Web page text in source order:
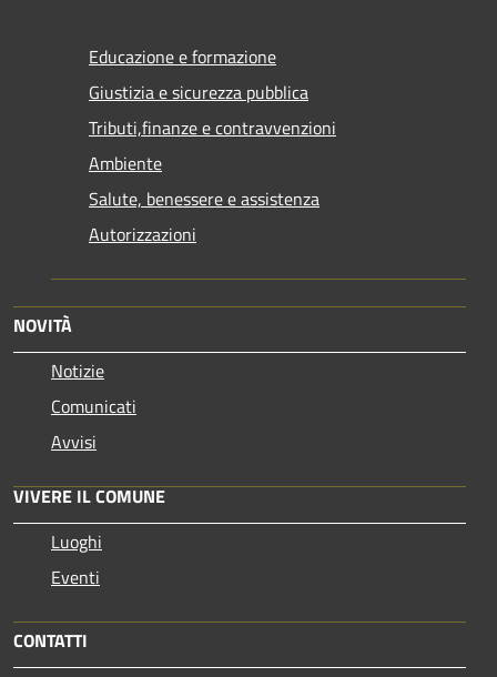
Educazione e formazione
Giustizia e sicurezza pubblica
Tributi,finanze e contravvenzioni
Ambiente
Salute, benessere e assistenza
Autorizzazioni
NOVITÀ
Notizie
Comunicati
Avvisi
VIVERE IL COMUNE
Luoghi
Eventi
CONTATTI